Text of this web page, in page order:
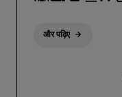
और पढ़िए